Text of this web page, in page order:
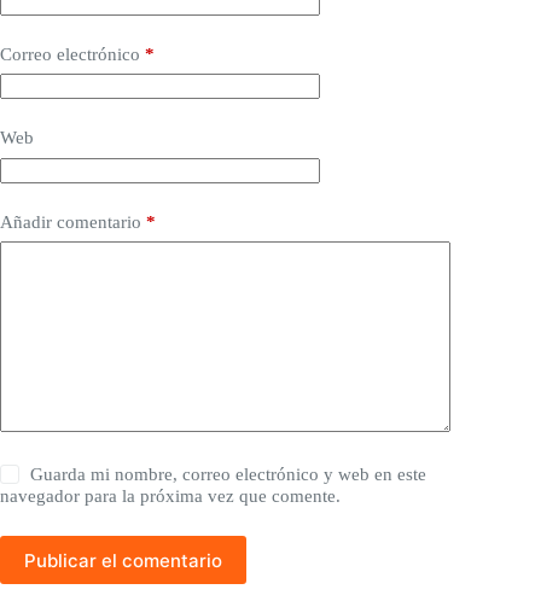
Correo electrónico *
Web
Añadir comentario *
Guarda mi nombre, correo electrónico y web en este
navegador para la próxima vez que comente.
Publicar el comentario